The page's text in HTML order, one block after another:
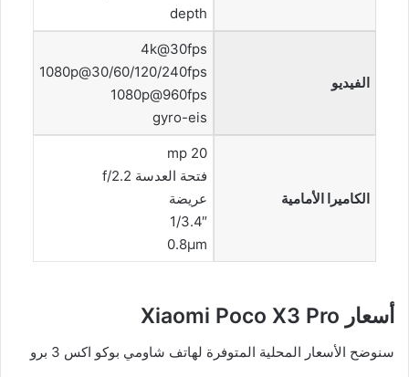
depth
الفيديو
4k@30fps
1080p@30/60/120/240fps
1080p@960fps
gyro-eis
الكاميرا الأمامية
20 mp
فتحة العدسة f/2.2
عريضة
1/3.4″
0.8µm
أسعار Xiaomi Poco X3 Pro
سنوضح الأسعار المحلية المتوفرة لهاتف شاومي بوكو اكس 3 برو